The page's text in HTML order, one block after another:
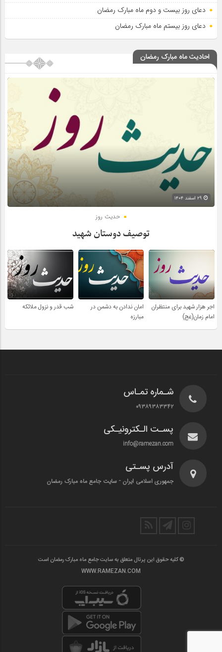
دعای روز بیست و دوم ماه مبارک رمضان
دعای روز بیستم ماه مبارک رمضان
احادیث ماه مبارک رمضان
حدیث روز
توصیف دوستان شهید
اجر هزار شهید برای منتظران
امام زمان(عج)
امان ندادن به دشمن در
مبارزه
شب قدر و نزول ملائکه
شـماره تمـاس
۰۹۳۸۹۳۸۳۳۴۲
پسـت الـکترونیـکی
info@ramezan.com
آدرس پسـتی
جمهوری اسلامی ایران - سایت جامع ماه مبارک رمضان
© کلیه حقوق این پرتال متعلق به سایت جامع ماه مبارک رمضان است
WWW.RAMEZAN.COM